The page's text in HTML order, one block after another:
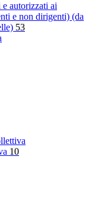
autorizzati ai
e non dirigenti) (da
53
10